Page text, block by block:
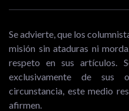
Se advierte, que los
misión sin ataduras ni
respeto en sus artículos.
exclusivamente de sus
circunstancia, este medio
afirmen.